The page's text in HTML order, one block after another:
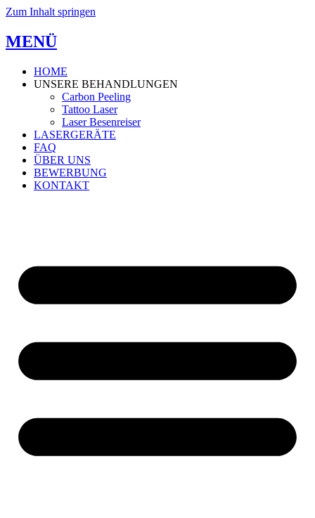
Zum Inhalt springen
MENÜ
HOME
UNSERE BEHANDLUNGEN
Carbon Peeling
Tattoo Laser
Laser Besenreiser
LASERGERÄTE
FAQ
ÜBER UNS
BEWERBUNG
KONTAKT